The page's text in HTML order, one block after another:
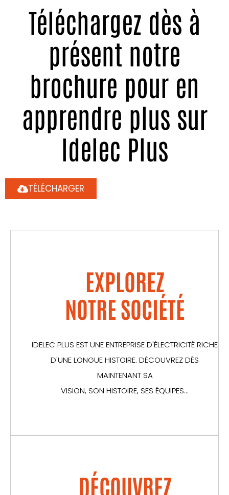
Téléchargez dès à
présent notre
brochure pour en
apprendre plus sur
Idelec Plus
TÉLÉCHARGER
EXPLOREZ
NOTRE SOCIÉTÉ
IDELEC PLUS EST UNE ENTREPRISE D'ÉLECTRICITÉ RICHE
D'UNE LONGUE HISTOIRE. DÉCOUVREZ DÈS
MAINTENANT SA
VISION, SON HISTOIRE, SES ÉQUIPES...
DÉCOUVREZ